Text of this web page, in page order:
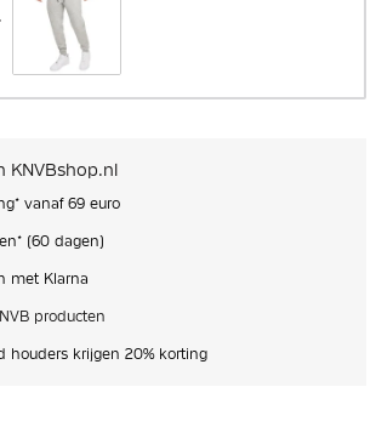
KNVBshop.nl
vanaf 69 euro
(60 dagen)
met Klarna
producten
houders krijgen 20% korting